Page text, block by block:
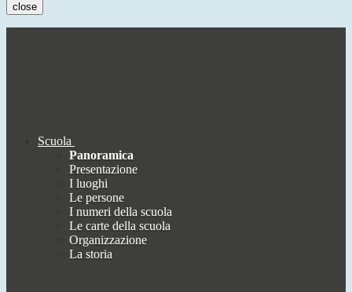
close
Scuola
Panoramica
Presentazione
I luoghi
Le persone
I numeri della scuola
Le carte della scuola
Organizzazione
La storia